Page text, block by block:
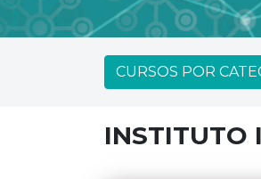
CURSOS POR
INSTITUTO